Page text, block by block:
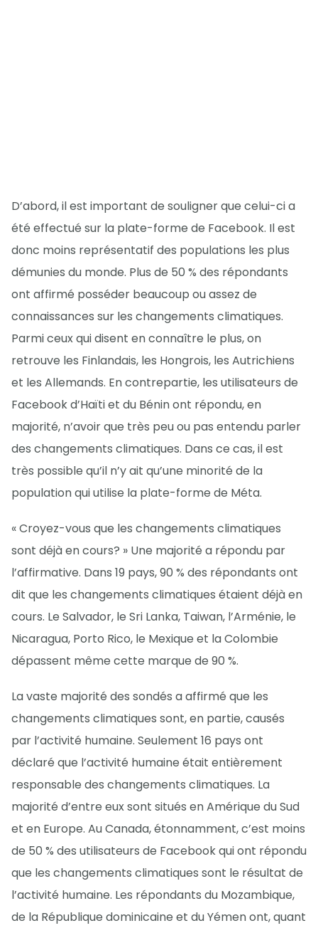
D’abord, il est important de souligner que celui-ci a
été effectué sur la plate-forme de Facebook. Il est
donc moins représentatif des populations les plus
démunies du monde. Plus de 50 % des répondants
ont affirmé posséder beaucoup ou assez de
connaissances sur les changements climatiques.
Parmi ceux qui disent en connaître le plus, on
retrouve les Finlandais, les Hongrois, les Autrichiens
et les Allemands. En contrepartie, les utilisateurs de
Facebook d’Haïti et du Bénin ont répondu, en
majorité, n’avoir que très peu ou pas entendu parler
des changements climatiques. Dans ce cas, il est
très possible qu’il n’y ait qu’une minorité de la
population qui utilise la plate-forme de Méta.
« Croyez-vous que les changements climatiques
sont déjà en cours? » Une majorité a répondu par
l’affirmative. Dans 19 pays, 90 % des répondants ont
dit que les changements climatiques étaient déjà en
cours. Le Salvador, le Sri Lanka, Taiwan, l’Arménie, le
Nicaragua, Porto Rico, le Mexique et la Colombie
dépassent même cette marque de 90 %.
La vaste majorité des sondés a affirmé que les
changements climatiques sont, en partie, causés
par l’activité humaine. Seulement 16 pays ont
déclaré que l’activité humaine était entièrement
responsable des changements climatiques. La
majorité d’entre eux sont situés en Amérique du Sud
et en Europe. Au Canada, étonnamment, c’est moins
de 50 % des utilisateurs de Facebook qui ont répondu
que les changements climatiques sont le résultat de
l’activité humaine. Les répondants du Mozambique,
de la République dominicaine et du Yémen ont, quant